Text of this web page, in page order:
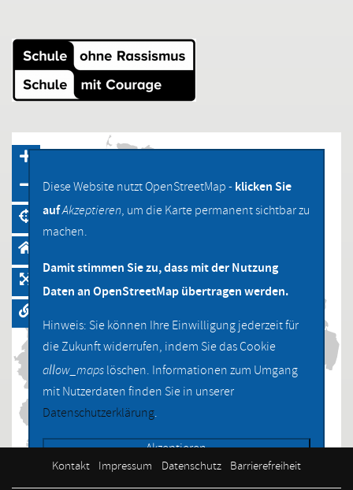
Diese Website nutzt OpenStreetMap -klicken Sie
aufAkzeptieren, um die Karte permanent sichtbar zu
machen.
Damit stimmen Sie zu, dass mit der Nutzung
Daten an OpenStreetMap übertragen werden.
Hinweis: Sie können Ihre Einwilligung jederzeit für
die Zukunft widerrufen, indem Sie das Cookie
allow_mapslöschen. Informationen zum Umgang
mit Nutzerdaten finden Sie in unserer
Datenschutzerklärung.
Akzeptieren
Navigation
überspringen
Kontakt Impressum Datenschutz Barrierefreiheit